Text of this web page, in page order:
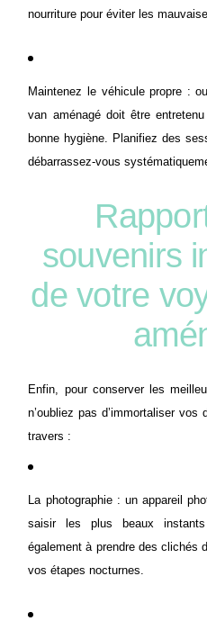
nourriture pour éviter les
Maintenez le véhicule propre :
van aménagé doit être
bonne hygiène. Planifiez des
débarrassez-vous
souvenirs
de votre
Enfin, pour conserver les
n’oubliez pas d’immortaliser
travers :
La photographie : un appareil
saisir les plus beaux
également à prendre des clichés
vos étapes nocturnes.